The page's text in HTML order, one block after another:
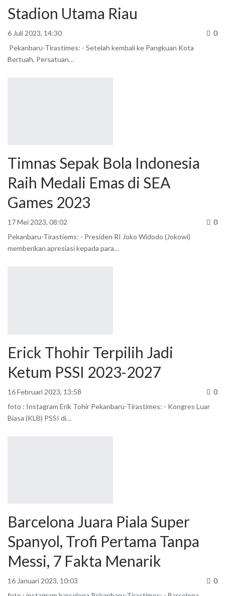
Stadion Utama Riau
6 Juli 2023, 14:30
0
Pekanbaru-Tirastimes: - Setelah kembali ke Pangkuan Kota
Bertuah, Persatuan…
Timnas Sepak Bola Indonesia
Raih Medali Emas di SEA
Games 2023
17 Mei 2023, 08:02
0
Pekanbaru-Tirastiems: - Presiden RI Joko Widodo (Jokowi)
memberikan apresiasi kepada para…
Erick Thohir Terpilih Jadi
Ketum PSSI 2023-2027
16 Februari 2023, 13:58
0
foto : Instagram Erik Tohir Pekanbaru-Tirastimes: - Kongres Luar
Biasa (KLB) PSSI di…
Barcelona Juara Piala Super
Spanyol, Trofi Pertama Tanpa
Messi, 7 Fakta Menarik
16 Januari 2023, 10:03
0